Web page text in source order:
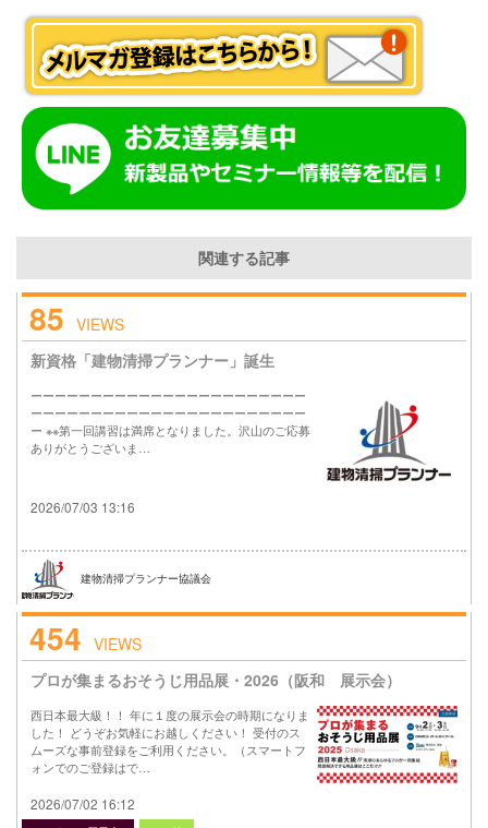
関連する記事
85 VIEWS
新資格「建物清掃プランナー」誕生
ーーーーーーーーーーーーーーーーーーーーーーー
ーーーーーーーーーーーーーーーーーーーーーーー
ー ※※第一回講習は満席となりました。沢山のご応募
ありがとうございま…
2026/07/03 13:16
建物清掃プランナー協議会
454 VIEWS
プロが集まるおそうじ用品展・2026（阪和 展示会）
西日本最大級！！ 年に１度の展示会の時期になりま
した！ どうぞお気軽にお越しください！ 受付のス
ムーズな事前登録をご利用ください。（スマートフ
ォンでのご登録はで…
2026/07/02 16:12